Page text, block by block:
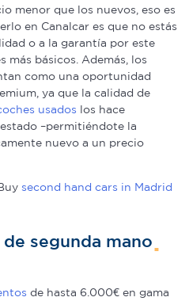
menor que los nuevos, eso es
en Canalcar es que no estás
o a la garantía por este
más básicos. Además, los
como una oportunidad
ya que la calidad de
usados los hace
–permitiéndote la
nuevo a un precio
second hand cars in Madrid
segunda mano
de hasta 6.000€ en gama